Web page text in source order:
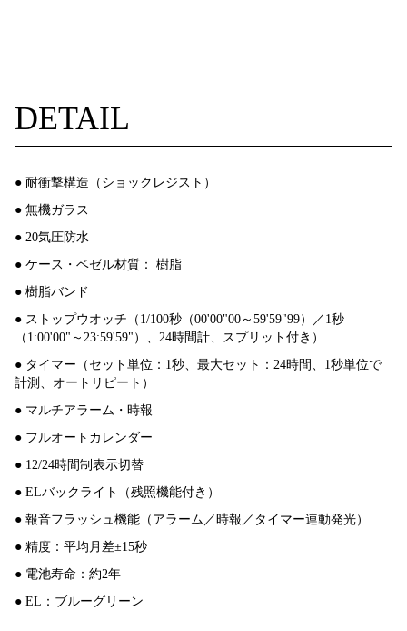
DETAIL
● 耐衝撃構造（ショックレジスト）
● 無機ガラス
● 20気圧防水
● ケース・ベゼル材質： 樹脂
● 樹脂バンド
● ストップウオッチ（1/100秒（00'00"00～59'59"99）／1秒
（1:00'00"～23:59'59"）、24時間計、スプリット付き）
● タイマー（セット単位：1秒、最大セット：24時間、1秒単位で
計測、オートリピート）
● マルチアラーム・時報
● フルオートカレンダー
● 12/24時間制表示切替
● ELバックライト（残照機能付き）
● 報音フラッシュ機能（アラーム／時報／タイマー連動発光）
● 精度：平均月差±15秒
● 電池寿命：約2年
● EL：ブルーグリーン